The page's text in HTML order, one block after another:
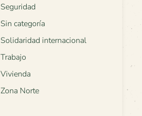
Seguridad
Sin categoría
Solidaridad internacional
Trabajo
Vivienda
Zona Norte